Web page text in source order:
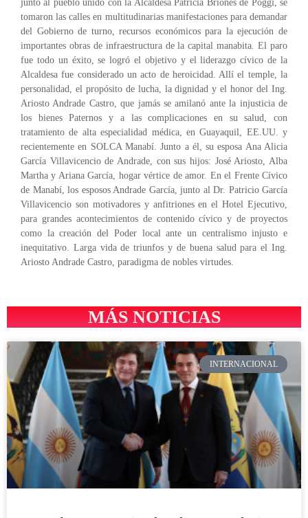
junto al pueblo unido con la Alcaldesa Patricia Briones de Poggi, se
tomaron las calles en multitudinarias manifestaciones para demandar
del Gobierno de turno, recursos económicos para la ejecución de
importantes obras de infraestructura de la capital manabita. El paro
fue todo un éxito, se logró el objetivo y el liderazgo cívico de la
Alcaldesa fue considerado un acto de heroicidad. Allí el temple, la
personalidad, el propósito de lucha, la dignidad y el honor del Ing.
Ariosto Andrade Castro, que jamás se amilanó ante la injusticia de
los bienes Paternos y a las complicaciones en su salud, con
tratamiento de alta especialidad médica, en Guayaquil, EE.UU. y
recientemente en SOLCA Manabí. Junto a él, su esposa Ana Alicia
García Villavicencio de Andrade, con sus hijos: José Ariosto, Alba
Martha y Ariana García, hogar vértice de amor. En el Frente Cívico
de Manabí, los esposos Andrade García, junto al Dr. Patricio García
Villavicencio son motivadores y anfitriones en el Hotel Ejecutivo,
para grandes acontecimientos de contenido cívico y de proyectos
como la creación del Poder local ante un centralismo injusto e
inequitativo. Larga vida de triunfos y de buena salud para el Ing.
Ariosto Andrade Castro, paradigma de nobles virtudes.
MÁS NOTICIAS
INTERNACIONAL